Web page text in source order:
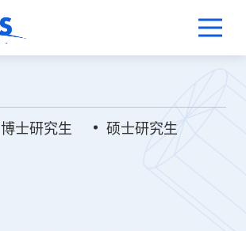
博士研究生 硕士研究生